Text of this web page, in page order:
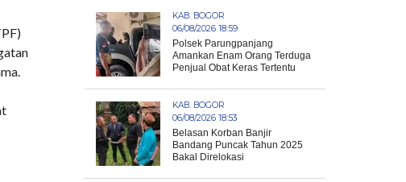
KAB. BOGOR
06/08/2026 18:59
Polsek Parungpanjang
Amankan Enam Orang Terduga
Penjual Obat Keras Tertentu
KAB. BOGOR
06/08/2026 18:53
Belasan Korban Banjir
Bandang Puncak Tahun 2025
Bakal Direlokasi